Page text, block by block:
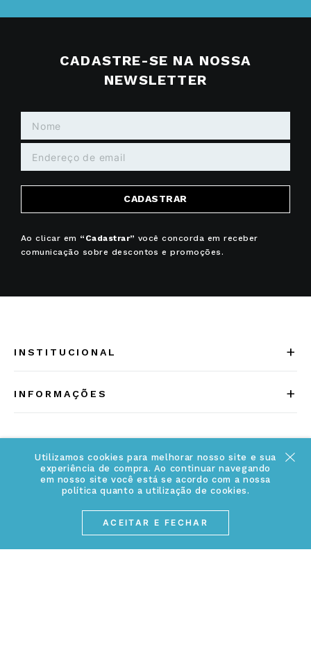
Utilizamos cookies para melhorar nosso site e sua
experiência de compra. Ao continuar navegando
em nosso site você está se acordo com a nossa
política quanto a utilização de cookies.
ACEITAR E FECHAR
CADASTRE-SE NA NOSSA
NEWSLETTER
CADASTRAR
Ao clicar em “Cadastrar” você concorda em receber
comunicação sobre descontos e promoções.
INSTITUCIONAL +
Conheça a linha MVNDOS
INFORMAÇÕES +
Política de Privacidade
ATENDIMENTO
(17) 3234-2299
contato.mvndos@webjoias.com.br